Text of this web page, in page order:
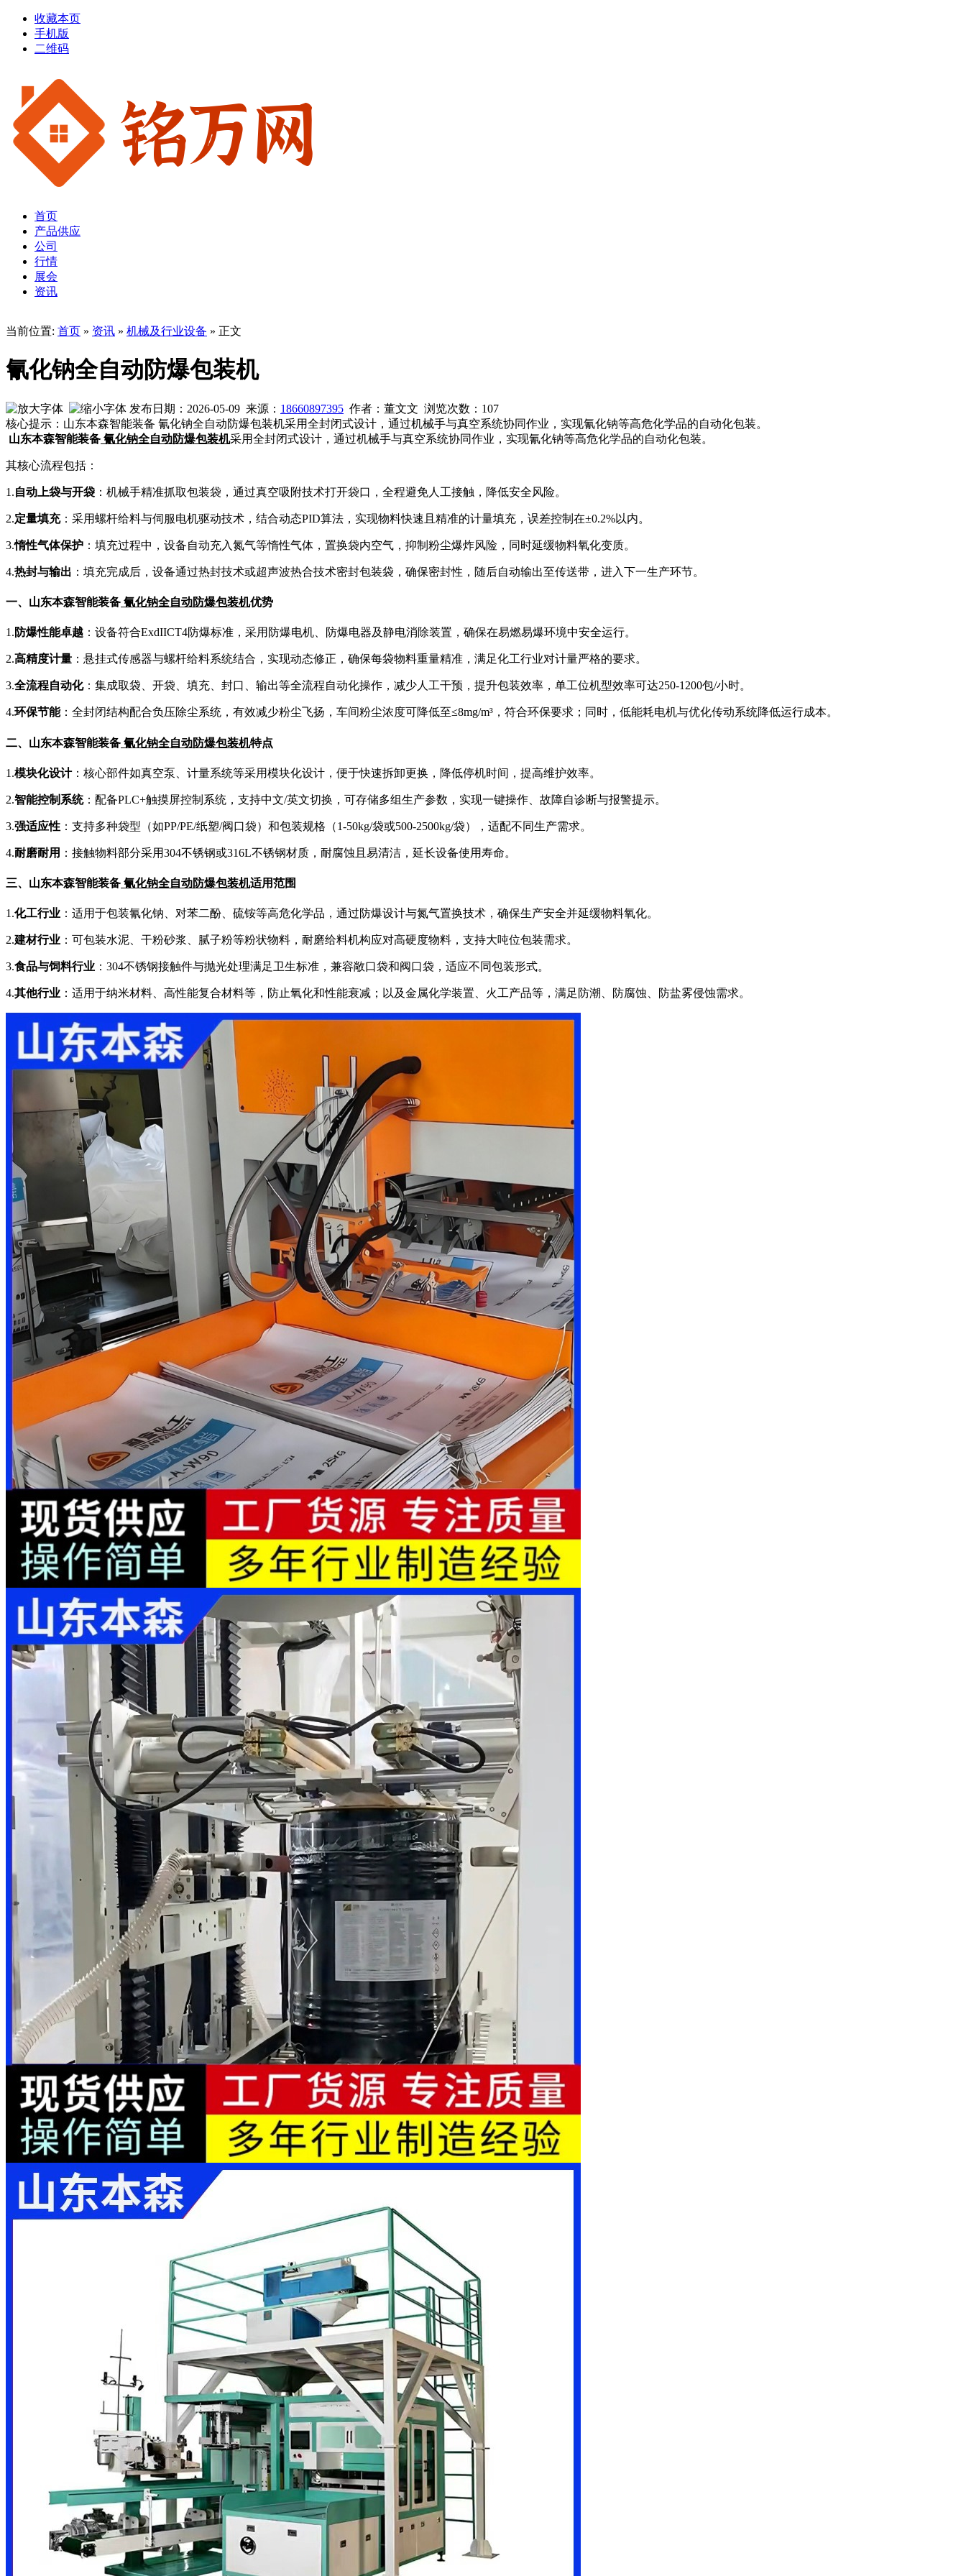
收藏本页
手机版
二维码
首页
产品供应
公司
行情
展会
资讯
当前位置: 首页 » 资讯 » 机械及行业设备 » 正文
氰化钠全自动防爆包装机
发布日期：2026-05-09 来源： 18660897395 作者：董文文 浏览次数： 107
核心提示：山东本森智能装备 氰化钠全自动防爆包装机采用全封闭式设计，通过机械手与真空系统协同作业，实现氰化钠等高危化学品的自动化包装。
山东本森智能装备 氰化钠全自动防爆包装机采用全封闭式设计，通过机械手与真空系统协同作业，实现氰化钠等高危化学品的自动化包装。
其核心流程包括：
1.自动上袋与开袋 ：机械手精准抓取包装袋，通过真空吸附技术打开袋口，全程避免人工接触，降低安全风险。
2.定量填充：采用螺杆给料与伺服电机驱动技术，结合动态PID算法，实现物料快速且精准的计量填充，误差控制在±0.2%以内。
3.惰性气体保护 ：填充过程中，设备自动充入氮气等惰性气体，置换袋内空气，抑制粉尘爆炸风险，同时延缓物料氧化变质。
4.热封与输出 ：填充完成后，设备通过热封技术或超声波热合技术密封包装袋，确保密封性，随后自动输出至传送带，进入下一生产环节。
一、 山东本森智能装备 氰化钠全自动防爆包装机优势
1. 防爆性能卓越 ：设备符合ExdIICT4防爆标准，采用防爆电机、防爆电器及静电消除装置，确保在易燃易爆环境中安全运行。
2.高精度计量 ：悬挂式传感器与螺杆给料系统结合，实现动态修正，确保每袋物料重量精准，满足化工行业对计量严格的要求。
3.全流程自动化：集成取袋、开袋、填充、封口、输出等全流程自动化操作，减少人工干预，提升包装效率，单工位机型效率可达250-1200包/小时。
4.环保节能：全封闭结构配合负压除尘系统，有效减少粉尘飞扬，车间粉尘浓度可降低至≤8mg/m³，符合环保要求；同时，低能耗电机与优化传动系统降低运行成本。
二、 山东本森智能装备 氰化钠全自动防爆包装机特点
1.模块化设计：核心部件如真空泵、计量系统等采用模块化设计，便于快速拆卸更换，降低停机时间，提高维护效率。
2.智能控制系统：配备PLC+触摸屏控制系统，支持中文/英文切换，可存储多组生产参数，实现一键操作、故障自诊断与报警提示。
3.强适应性 ：支持多种袋型（如PP/PE/纸塑/阀口袋）和包装规格（1-50kg/袋或500-2500kg/袋），适配不同生产需求。
4.耐磨耐用 ：接触物料部分采用304不锈钢或316L不锈钢材质，耐腐蚀且易清洁，延长设备使用寿命。
三、 山东本森智能装备 氰化钠全自动防爆包装机适用范围
1.化工行业 ：适用于包装氰化钠、对苯二酚、硫铵等高危化学品，通过防爆设计与氮气置换技术，确保生产安全并延缓物料氧化。
2.建材行业 ：可包装水泥、干粉砂浆、腻子粉等粉状物料，耐磨给料机构应对高硬度物料，支持大吨位包装需求。
3.食品与饲料行业 ：304不锈钢接触件与抛光处理满足卫生标准，兼容敞口袋和阀口袋，适应不同包装形式。
4.其他行业 ：适用于纳米材料、高性能复合材料等，防止氧化和性能衰减；以及金属化学装置、火工产品等，满足防潮、防腐蚀、防盐雾侵蚀需求。